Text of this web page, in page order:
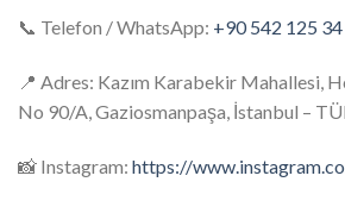
📞 Telefon / WhatsApp: +90 542 125
📍 Adres: Kazım Karabekir Mahallesi,
No 90/A, Gaziosmanpaşa, İstanbul –
📸 Instagram: https://